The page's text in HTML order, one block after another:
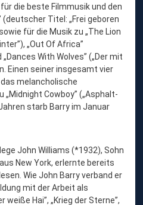
die beste Filmmusik und den
(deutscher Titel: „Frei geboren
für die Musik zu „The Lion
„Out Of Africa”
With Wolves” („Der mit
Einen seiner insgesamt vier
melancholische
Cowboy” („Asphalt-
starb Barry im Januar
John Williams (*1932), Sohn
New York, erlernte bereits
Wie John Barry verband er
mit der Arbeit als
Hai”, „Krieg der Sterne”,